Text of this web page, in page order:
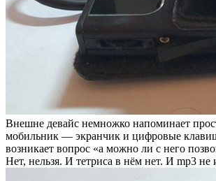
Внешне девайс немножко напоминает
мобильник — экранчик и цифровые
возникает вопрос «а можно ли с него
Нет, нельзя. И тетриса в нём нет. И mp3 не